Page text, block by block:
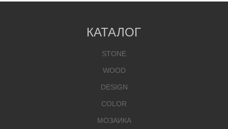
КАТАЛОГ
STONE
WOOD
DESIGN
COLOR
МОЗАИКА